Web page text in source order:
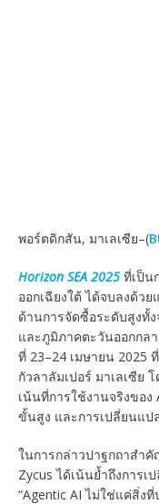
พอร์ตดิกสัน, มาเลเซีย–(
Horizon SEA 2025 ที่เป็น
ออกเฉียงใต้ ได้จบลงด้ว
ด้านการจัดซื้อระดับสูงทั้
และภูมิภาคตะวันออกกล
ที่ 23–24 เมษายน 2025
กัวลาลัมเปอร์ มาเลเซีย
เน้นที่การใช้งานจริงขอ
ขั้นสูง และการเปลี่ยนแป
ในการกล่าวปาฐกถาสำคั
Zycus ได้เน้นย้ำถึงการ
“Agentic AI ไม่ใช่แค่สิ่ง